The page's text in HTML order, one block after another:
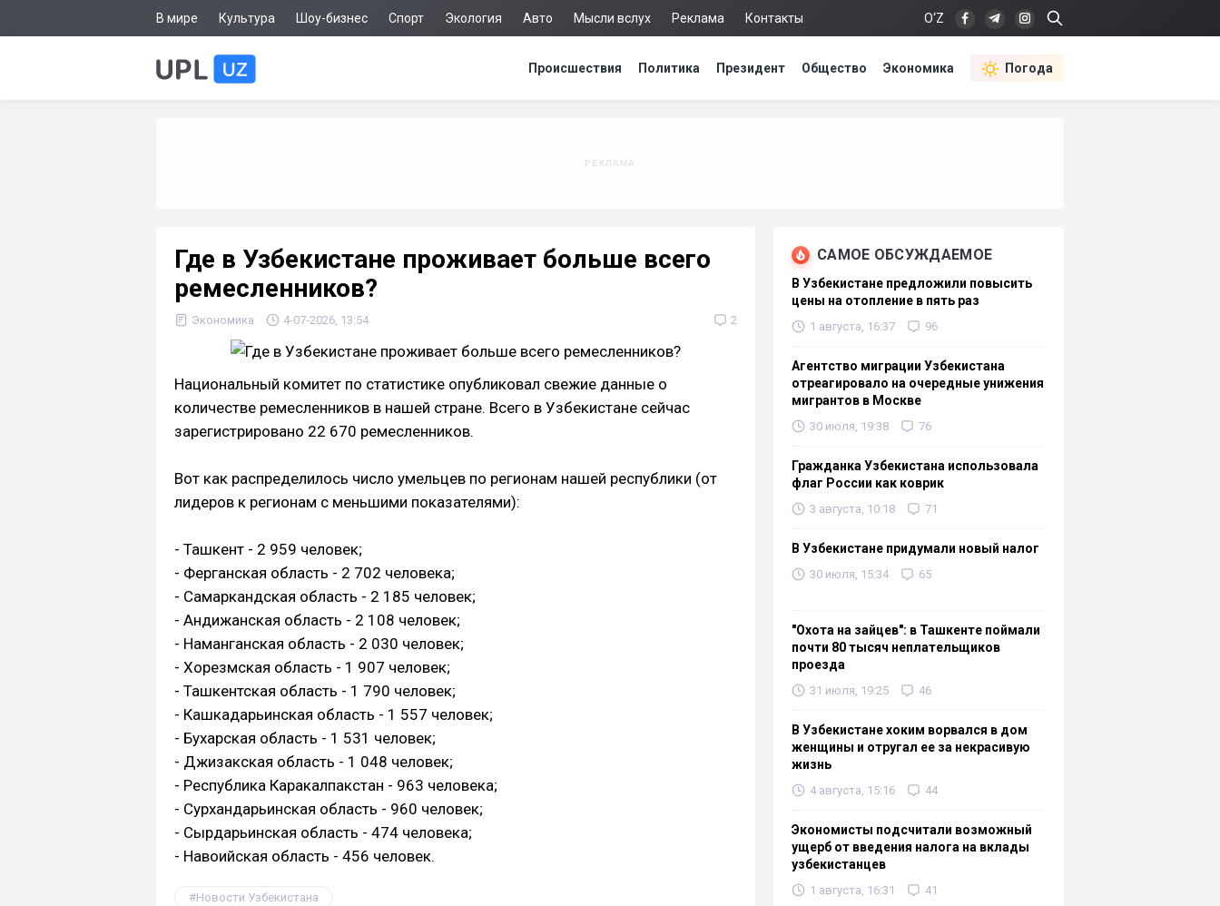
В мире Культура Шоу-бизнес Спорт Экология Авто Мысли вслух Реклама Контакты O‘Z
Происшествия Политика Президент Общество Экономика Погода
Где в Узбекистане проживает больше всего
ремесленников?
Экономика 4-07-2026, 13:54 2
Национальный комитет по статистике опубликовал свежие данные о
количестве ремесленников в нашей стране. Всего в Узбекистане сейчас
зарегистрировано 22 670 ремесленников.
Вот как распределилось число умельцев по регионам нашей республики (от
лидеров к регионам с меньшими показателями):
- Ташкент - 2 959 человек;
- Ферганская область - 2 702 человека;
- Самаркандская область - 2 185 человек;
- Андижанская область - 2 108 человек;
- Наманганская область - 2 030 человек;
- Хорезмская область - 1 907 человек;
- Ташкентская область - 1 790 человек;
- Кашкадарьинская область - 1 557 человек;
- Бухарская область - 1 531 человек;
- Джизакская область - 1 048 человек;
- Республика Каракалпакстан - 963 человека;
- Сурхандарьинская область - 960 человек;
- Сырдарьинская область - 474 человека;
- Навоийская область - 456 человек.
Новости Узбекистана
САМОЕ ОБСУЖДАЕМОЕ
В Узбекистане предложили повысить
цены на отопление в пять раз
1 августа, 16:37 96
Агентство миграции Узбекистана
отреагировало на очередные унижения
мигрантов в Москве
30 июля, 19:38 76
Гражданка Узбекистана использовала
флаг России как коврик
3 августа, 10:18 71
В Узбекистане придумали новый налог
30 июля, 15:34 65
"Охота на зайцев": в Ташкенте поймали
почти 80 тысяч неплательщиков
проезда
31 июля, 19:25 46
В Узбекистане хоким ворвался в дом
женщины и отругал ее за некрасивую
жизнь
4 августа, 15:16 44
Экономисты подсчитали возможный
ущерб от введения налога на вклады
узбекистанцев
1 августа, 16:31 41